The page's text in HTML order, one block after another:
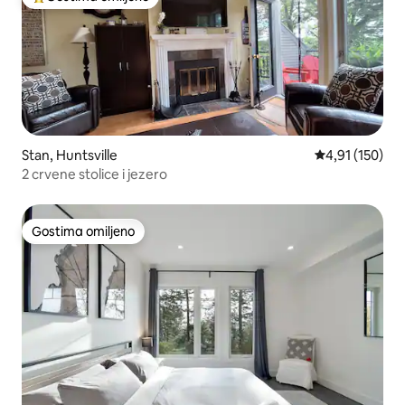
Najuspešniji među gostima omiljenim
Stan, Huntsville Prosečna
4,91 (150)
2 crvene stolice i jezero
Gostima omiljeno
Gostima omiljeno